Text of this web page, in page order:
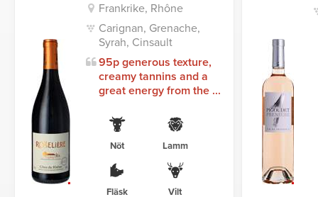
Frankrike, Rhône
Carignan, Grenache,
Syrah, Cinsault
95p generous texture,
creamy tannins and a
great energy from the ...
Nöt Lamm
Fläsk Vilt